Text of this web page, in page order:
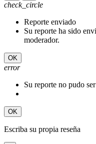
check_circle
Reporte enviado
Su reporte ha sido
moderador.
OK
error
Su reporte no pudo
OK
Escriba su propia reseña